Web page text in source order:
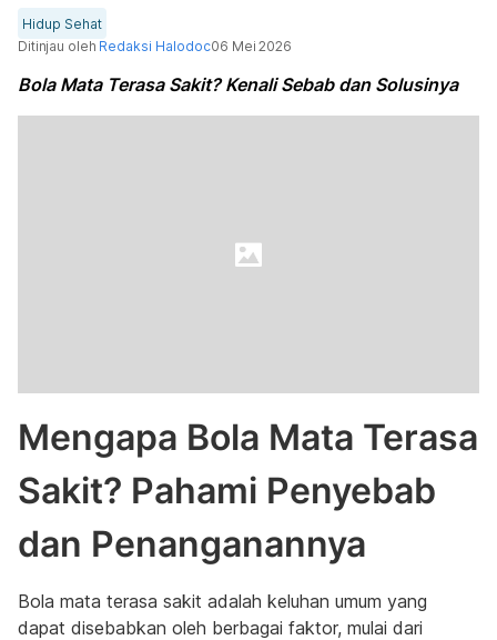
Hidup Sehat
Ditinjau oleh Redaksi Halodoc06 Mei 2026
Bola Mata Terasa Sakit? Kenali Sebab dan Solusinya
Mengapa Bola Mata Terasa
Sakit? Pahami Penyebab
dan Penanganannya
Bola mata terasa sakit adalah keluhan umum yang
dapat disebabkan oleh berbagai faktor, mulai dari